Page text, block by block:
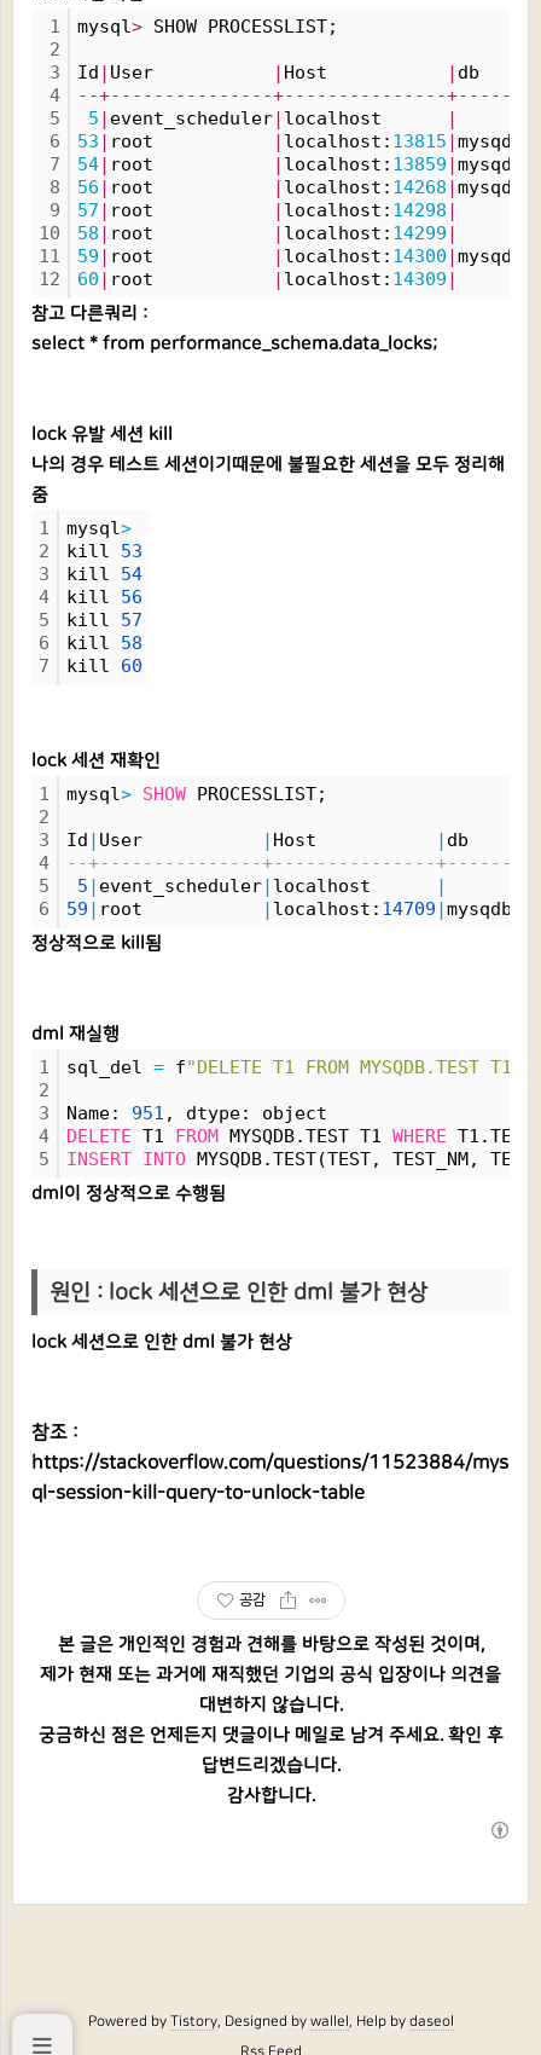
1
2
3
4
5
6
7
8
9
10
11
12
mysql> SHOW PROCESSLIST;
Id | User | Host | db
- -+- - - - - - - - - - - - - - -+- - - - - - - - - - - - - - -+- - - - -
5 | event_scheduler| localhost |
53 | root | localhost: 13815 |mysqdb
54| root | localhost: 13859 |mysqdb
56 | root | localhost: 14268 |mysqdb
57 | root | localhost: 14298 |
58 | root | localhost: 14299 |
59 | root | localhost: 14300 |mysqdb
60 | root | localhost: 14309 |
참고 다른쿼리 :
select * from performance_schema.data_locks;
lock 유발 세션 kill
나의 경우 테스트 세션이기때문에 불필요한 세션을 모두 정리해
줌
1
2
3
4
5
6
7
mysql>
kill 53
kill 54
kill 56
kill 57
kill 58
kill 60
lock 세션 재확인
1
2
3
4
5
6
mysql> SHOW PROCESSLIST;
Id | User | Host | db
--+---------------+---------------+------
5 | event_scheduler| localhost |
59 | root | localhost: 14709 |mysqdb
정상적으로 kill됨
dml 재실행
1
2
3
4
5
sql_del = f"DELETE T1 FROM MYSQDB.TEST T1
Name: 951 , dtype: object
DELETE T1 FROM MYSQDB.TEST T1 WHERE
INSERT INTO MYSQDB.TEST(TEST, TEST_NM,
dml이 정상적으로 수행됨
원인 : lock 세션으로 인한 dml 불가 현상
lock 세션으로 인한 dml 불가 현상
참조 :
https://stackoverflow.com/questions/11523884/mys
ql-session-kill-query-to-unlock-table
공감
본 글은 개인적인 경험과 견해를 바탕으로 작성된 것이며,
제가 현재 또는 과거에 재직했던 기업의 공식 입장이나 의견을
대변하지 않습니다.
궁금하신 점은 언제든지 댓글이나 메일로 남겨 주세요. 확인 후
답변드리겠습니다.
감사합니다.
Powered byTistory, Designed bywallel, Help bydaseol
Rss Feed